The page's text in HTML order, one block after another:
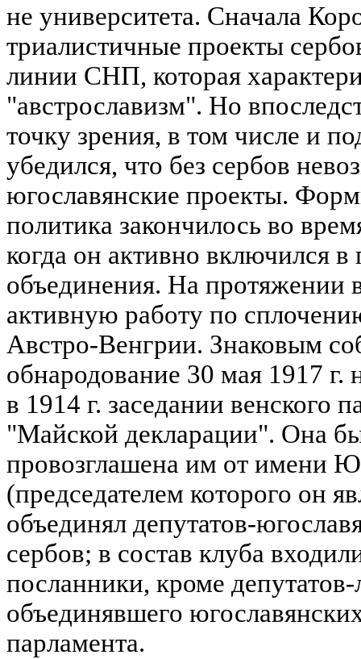
не университета. Сначала
триалистичные проекты
линии СНП, которая
"австрославизм". Но
точку зрения, в том числе и
убедился, что без сербов
югославянские проекты.
политика закончилось во
когда он активно включился в
объединения. На протяжении
активную работу по
Австро-Венгрии. Знаковым
обнародование 30 мая 1917 г.
в 1914 г. заседании венского
"Майской декларации". Она
провозглашена им от имени
(председателем которого он
объединял депутатов-
сербов; в состав клуба
посланники, кроме
объединявшего
парламента.